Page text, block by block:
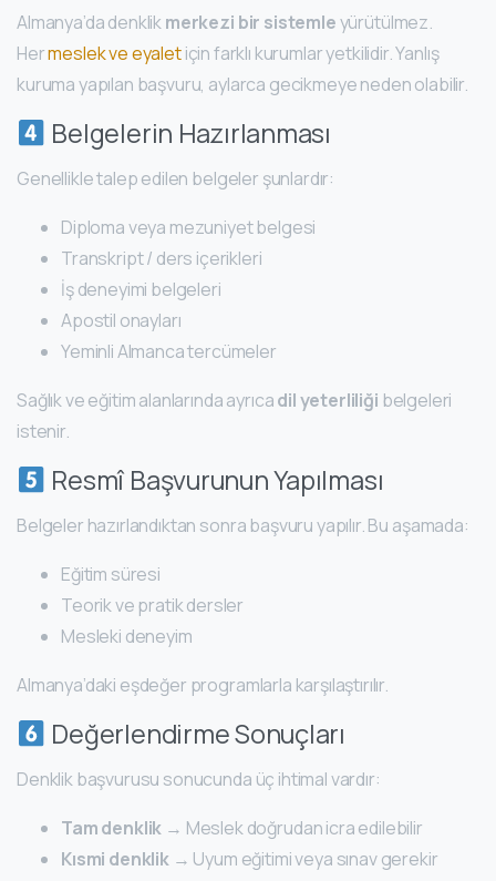
Almanya’da denklikmerkezi bir sistemleyürütülmez.
Hermeslek ve eyaletiçin farklı kurumlar yetkilidir. Yanlış
kuruma yapılan başvuru, aylarca gecikmeye neden olabilir.
Belgelerin Hazırlanması
Genellikle talep edilen belgeler şunlardır:
Diploma veya mezuniyet belgesi
Transkript / ders içerikleri
İş deneyimi belgeleri
Apostil onayları
Yeminli Almanca tercümeler
Sağlık ve eğitim alanlarında ayrıcadil yeterliliği belgeleri
istenir.
Resmî Başvurunun Yapılması
Belgeler hazırlandıktan sonra başvuru yapılır. Bu aşamada:
Eğitim süresi
Teorik ve pratik dersler
Mesleki deneyim
Almanya’daki eşdeğer programlarla karşılaştırılır.
Değerlendirme Sonuçları
Denklik başvurusu sonucunda üç ihtimal vardır:
Tam denklik → Meslek doğrudan icra edilebilir
Kısmi denklik→ Uyum eğitimi veya sınav gerekir